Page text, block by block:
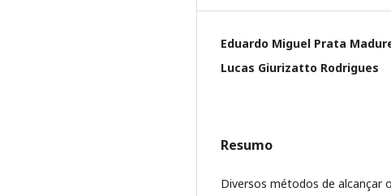
Eduardo Miguel Prata
Lucas Giurizatto Rodrigues
Resumo
Diversos métodos de